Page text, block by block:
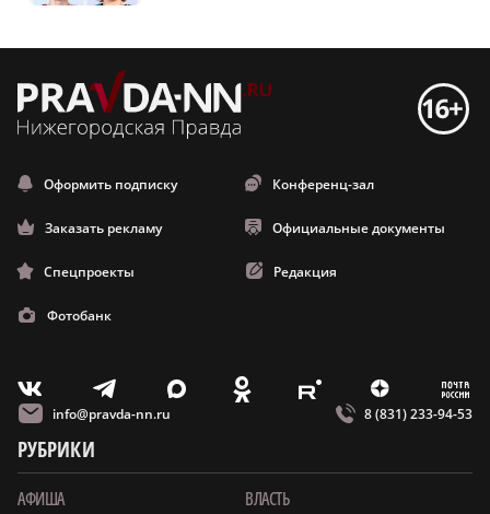
Оформить подписку Конференц-зал
Заказать рекламу Официальные документы
Спецпроекты Редакция
Фотобанк
V T X O E Z m
info@pravda-nn.ru 8 (831) 233-94-53
РУБРИКИ
АФИША
ВЛАСТЬ